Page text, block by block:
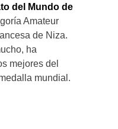
del Mundo de
Amateur
de Niza.
ha
mejores del
mundial.